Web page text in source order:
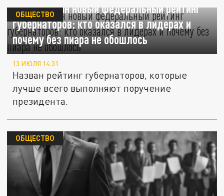
Опубликован новый федеральный рейтинг
губернаторов: кто оказался в лидерах и
почему без пиара не обошлось
ОБЩЕСТВО
13 ИЮЛЯ 14:31
Назван рейтинг губернаторов, которые
лучше всего выполняют поручение
президента.
ОБЩЕСТВО